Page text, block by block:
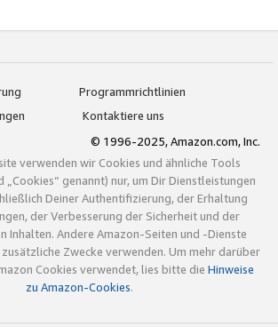
Programmrichtlinien
Kontaktiere uns
© 1996-2025, Amazon.com, Inc.
verwenden wir Cookies und ähnliche Tools
„Cookies“ genannt) nur, um Dir Dienstleistungen
Deiner Authentifizierung, der Erhaltung
der Verbesserung der Sicherheit und der
Inhalten. Andere Amazon-Seiten und -Dienste
Zwecke verwenden. Um mehr darüber
Cookies verwendet, lies bitte die Hinweise
zu Amazon-Cookies.